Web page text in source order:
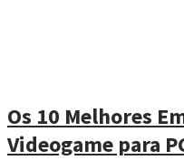
Os 10 Melhores
Videogame para